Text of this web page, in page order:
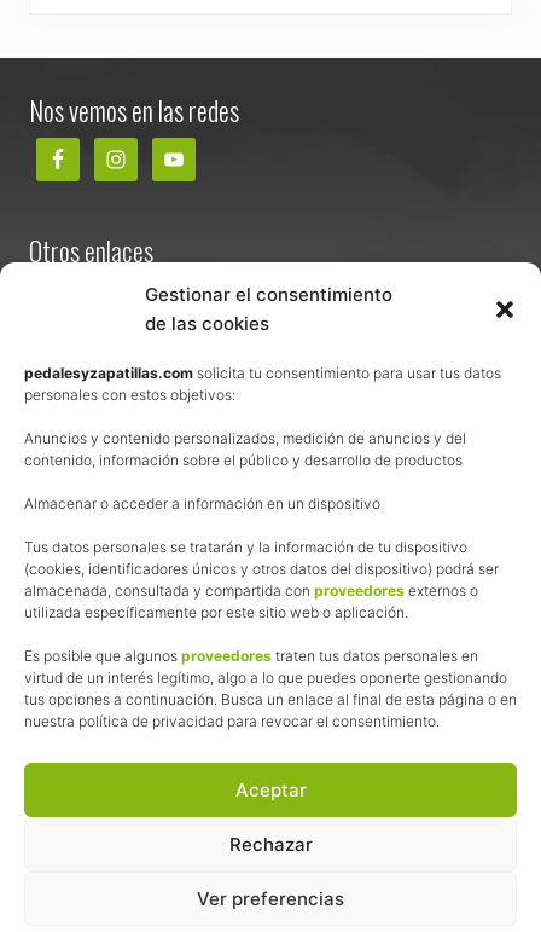
Gestionar el consentimiento
de las cookies
pedalesyzapatillas.com solicita tu consentimiento para usar tus datos
personales con estos objetivos:
Anuncios y contenido personalizados, medición de anuncios y del
contenido, información sobre el público y desarrollo de productos
Almacenar o acceder a información en un dispositivo
Tus datos personales se tratarán y la información de tu dispositivo
(cookies, identificadores únicos y otros datos del dispositivo) podrá ser
almacenada, consultada y compartida con proveedores externos o
utilizada específicamente por este sitio web o aplicación.
Es posible que algunos proveedores traten tus datos personales en
virtud de un interés legítimo, algo a lo que puedes oponerte gestionando
tus opciones a continuación. Busca un enlace al final de esta página o en
nuestra política de privacidad para revocar el consentimiento.
Aceptar
Rechazar
Ver preferencias
Nos vemos en las redes
Otros enlaces
Términos y condiciones de venta
Política de privacidad
Política de cookies
Afiliación
La web de Pedalesyzapatillas utiliza programas de afiliación.
¿Qué significa esto?
Cuando recomiendo algún producto, pongo enlaces a tiendas
online que utilizo y, por cada compra que realizas, me llevo
una comisión sin que a ti te cueste más dinero.
Esas comisiones me permiten seguir manteniendo esta web,
las inscripciones a muchas de las marchas para después
Siempre escribo sobre productos y tiendas que he probado